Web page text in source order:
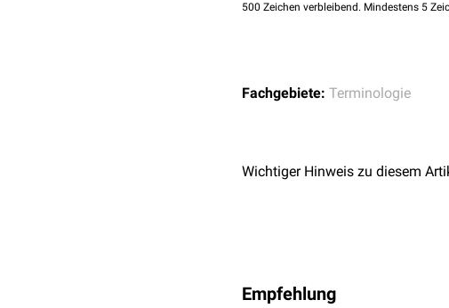
500 Zeichen verbleibend. Mindestens 5
Fachgebiete: Terminologie
Wichtiger Hinweis zu diesem
Empfehlung